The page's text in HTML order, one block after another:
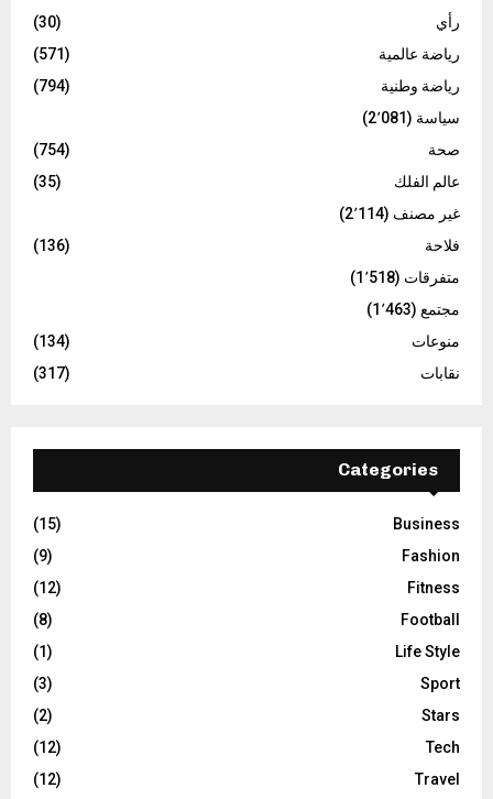
رأي
(30)
رياضة عالمية
(571)
رياضة وطنية
(794)
سياسة (2٬081)
صحة
(754)
عالم الفلك
(35)
غير مصنف (2٬114)
فلاحة
(136)
متفرقات (1٬518)
مجتمع (1٬463)
منوعات
(134)
نقابات
(317)
Categories
Business
(15)
Fashion
(9)
Fitness
(12)
Football
(8)
Life Style
(1)
Sport
(3)
Stars
(2)
Tech
(12)
Travel
(12)